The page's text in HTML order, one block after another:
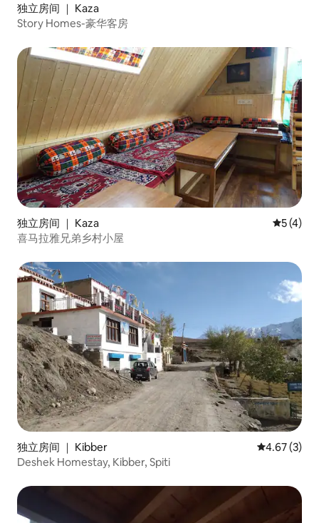
独立房间 ｜ Kaza
Story Homes-豪华客房
独立房间 ｜ Kaza 平均评分
5 (4)
喜马拉雅兄弟乡村小屋
独立房间 ｜ Kibber 平均评分
4.67 (3)
Deshek Homestay, Kibber, Spiti